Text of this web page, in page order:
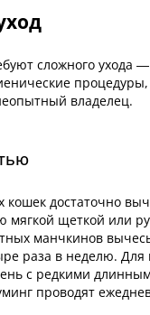
сложного ухода
владелец.
кошек достаточно
мягкой щеткой или
манчкинов
раза в неделю. Для
с редкими
проводят